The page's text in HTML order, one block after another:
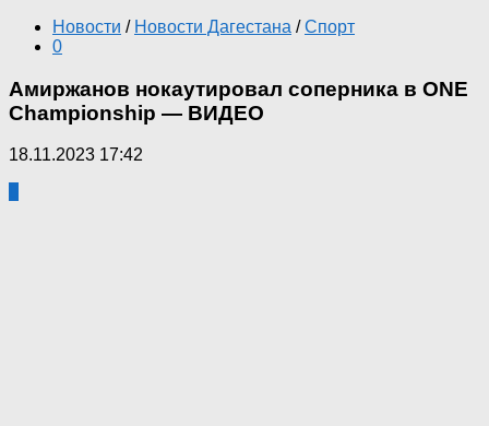
Новости / Новости Дагестана / Спорт
0
Амиржанов нокаутировал соперника в ONE
Championship — ВИДЕО
18.11.2023 17:42